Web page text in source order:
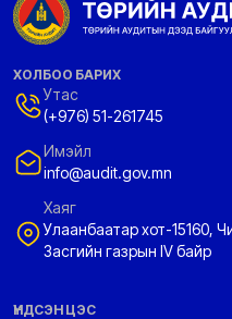
ХОЛБОО БАРИХ
Утас
(+976) 51-261745
Имэйл
info@audit.gov.mn
Хаяг
Улаанбаатар хот-15160,
Засгийн газрын IV байр
ҮНДСЭН ЦЭС